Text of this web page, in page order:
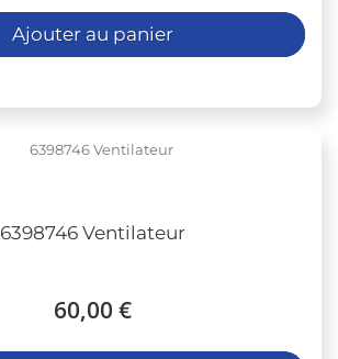
Ajouter au panier
6398746 Ventilateur
60,00 €